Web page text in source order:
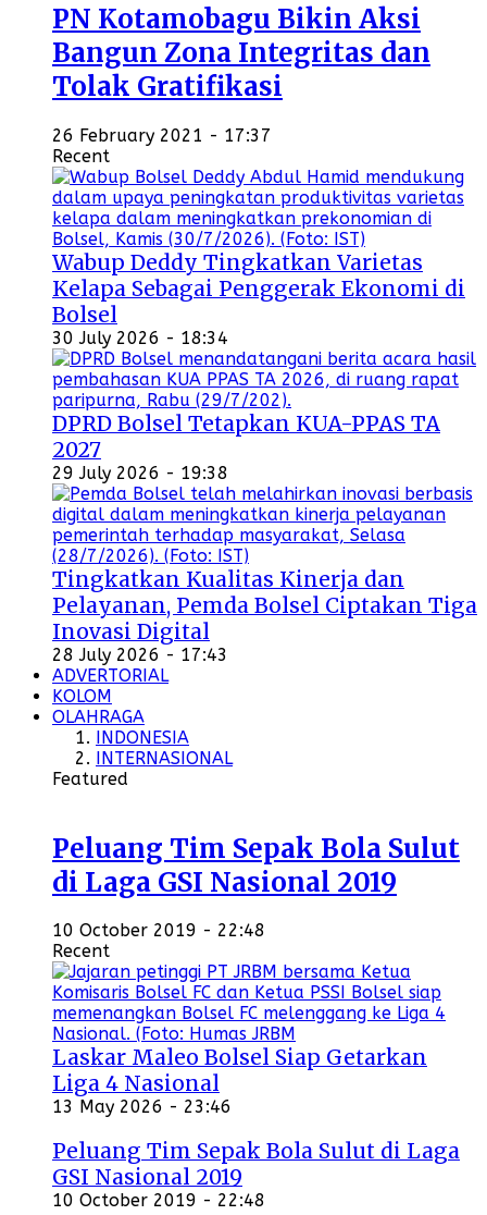
PN Kotamobagu Bikin Aksi
Bangun Zona Integritas dan
Tolak Gratifikasi
26 February 2021 - 17:37
Recent
Wabup Deddy Tingkatkan Varietas
Kelapa Sebagai Penggerak Ekonomi di
Bolsel
30 July 2026 - 18:34
DPRD Bolsel Tetapkan KUA-PPAS TA
2027
29 July 2026 - 19:38
Tingkatkan Kualitas Kinerja dan
Pelayanan, Pemda Bolsel Ciptakan Tiga
Inovasi Digital
28 July 2026 - 17:43
ADVERTORIAL
KOLOM
OLAHRAGA
INDONESIA
INTERNASIONAL
Featured
Peluang Tim Sepak Bola Sulut
di Laga GSI Nasional 2019
10 October 2019 - 22:48
Recent
Laskar Maleo Bolsel Siap Getarkan
Liga 4 Nasional
13 May 2026 - 23:46
Peluang Tim Sepak Bola Sulut di Laga
GSI Nasional 2019
10 October 2019 - 22:48